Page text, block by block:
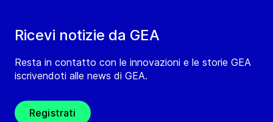
Ricevi notizie da GEA
Resta in contatto con le innovazioni e le storie GEA
iscrivendoti alle news di GEA.
Registrati